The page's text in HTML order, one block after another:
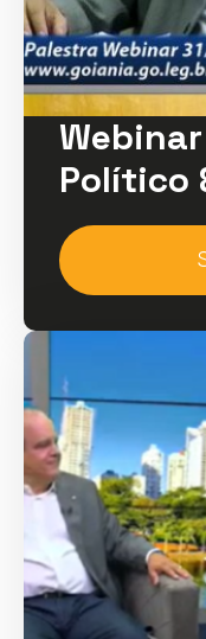
Político